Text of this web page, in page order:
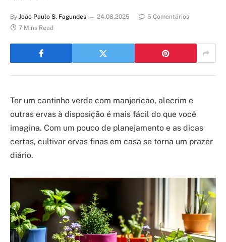
By João Paulo S. Fagundes 24.08.2025
5 Comentários
7 Mins Read
Ter um cantinho verde com manjericão, alecrim e
outras ervas à disposição é mais fácil do que você
imagina. Com um pouco de planejamento e as dicas
certas, cultivar ervas finas em casa se torna um prazer
diário.